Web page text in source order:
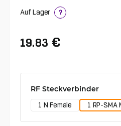
Auf Lager ?
19.83 €
RF Steckverbinder
1 N Female 1 RP-SMA